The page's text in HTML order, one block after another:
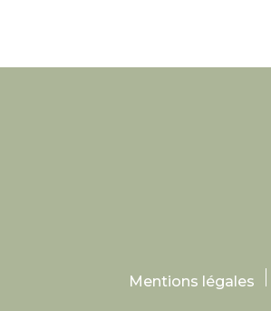
Mentions légales